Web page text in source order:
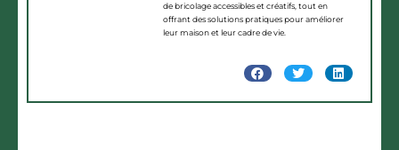
de bricolage accessibles et créatifs, tout en
offrant des solutions pratiques pour améliorer
leur maison et leur cadre de vie.